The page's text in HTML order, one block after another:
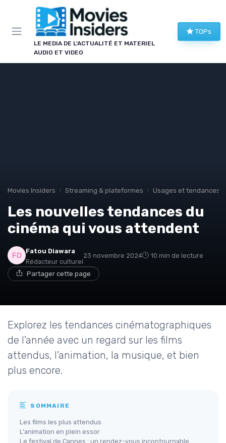
LE MEDIA DE L'ACTUALITÉ ET MATERIEL
AUDIO ET VIDEO
TOPs
Movies Insiders Streaming & plateformes Usages et tendances
Les nouvelles tendances du
cinéma qui vous attendent
Fatou Diawara
Rédacteur culturel
23 novembre 2024 10 min de lecture
Partager cette page
Explorez les tendances cinématographiques
de l'année avec un regard sur les films
attendus, l'animation, la musique, et bien
plus encore.
SOMMAIRE
Les films les plus attendus
L'animation en plein essor
Le festival de Cannes : un rendez-vous incontournable
Panneau de gestion des cookies